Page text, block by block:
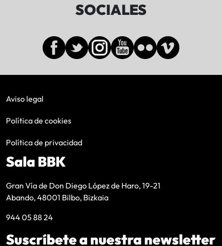
SOCIALES
Aviso legal
Política de cookies
Política de privacidad
Sala BBK
Gran Vía de Don Diego López de Haro, 19-21
Abando, 48001 Bilbo, Bizkaia
944 05 88 24
Suscríbete a nuestra newsletter